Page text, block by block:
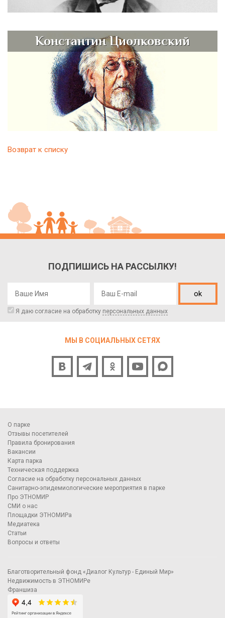
Константин Циолковский
Возврат к списку
ПОДПИШИСЬ НА РАССЫЛКУ!
ok
Я даю согласие на обработку персональных данных
МЫ В СОЦИАЛЬНЫХ СЕТЯХ
О парке
Отзывы посетителей
Правила бронирования
Вакансии
Карта парка
Техническая поддержка
Согласие на обработку персональных данных
Санитарно-эпидемиологические мероприятия в парке
Про ЭТНОМИР
СМИ о нас
Площадки ЭТНОМИРа
Медиатека
Статьи
Вопросы и ответы
Благотворительный фонд «Диалог Культур - Единый Мир»
Недвижимость в ЭТНОМИРе
Франшиза